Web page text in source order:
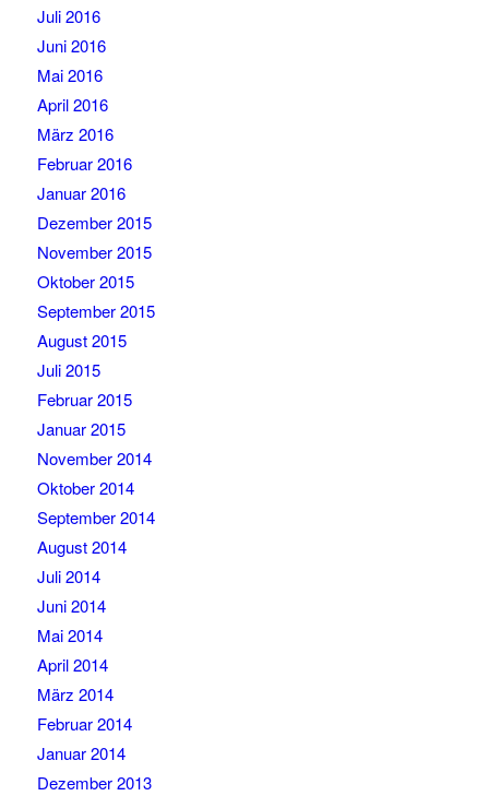
Juli 2016
Juni 2016
Mai 2016
April 2016
März 2016
Februar 2016
Januar 2016
Dezember 2015
November 2015
Oktober 2015
September 2015
August 2015
Juli 2015
Februar 2015
Januar 2015
November 2014
Oktober 2014
September 2014
August 2014
Juli 2014
Juni 2014
Mai 2014
April 2014
März 2014
Februar 2014
Januar 2014
Dezember 2013